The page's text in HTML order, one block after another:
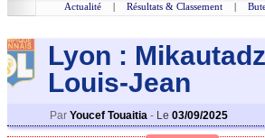
Actualité | Résultats & Classement |
Lyon :
Louis-Jean
Par Youcef Touaitia - Le 03/09/2025